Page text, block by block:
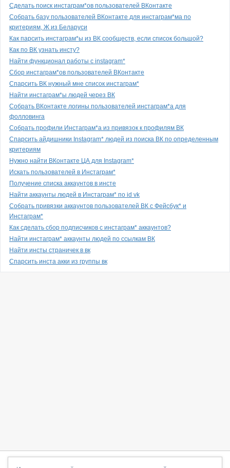
Сделать поиск инстаграм*ов пользователей ВКонтакте
Собрать базу пользователей ВКонтакте для инстаграм*ма по
критериям, Ж из Беларуси
Как парсить инстаграм*ы из ВК сообществ, если список большой?
Как по ВК узнать инсту?
Найти функционал работы с instagram*
Сбор инстаграм*ов пользователей ВКонтакте
Спарсить ВК нужный мне список инстаграм*
Найти инстаграм*ы людей через ВК
Собрать ВКонтакте логины пользователей инстаграм*а для
фолловинга
Собрать профили Инстаграм*а из привязок к профилям ВК
Спарсить айдишники Instagram* людей из поиска ВК по определенным
критериям
Нужно найти ВКонтакте ЦА для Instagram*
Искать пользователей в Инстаграм*
Получение списка аккаунтов в инсте
Найти аккаунты людей в Инстаграм* по id vk
Собрать привязки аккаунтов пользователей ВК с Фейсбук* и
Инстаграм*
Как сделать сбор подписчиков с инстаграм* аккаунтов?
Найти инстаграм* аккаунты людей по ссылкам ВК
Найти инсты страничек в вк
Спарсить инста акки из группы вк